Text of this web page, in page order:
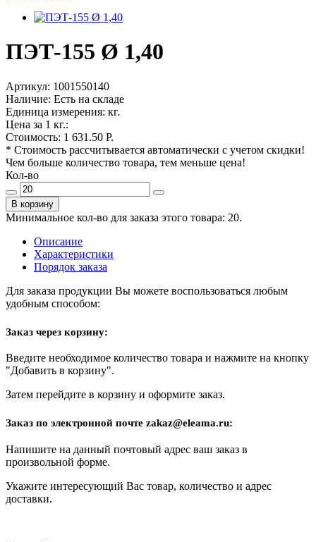
ПЭТ-155 Ø 1,40
Артикул: 1001550140
Наличие: Есть на складе
Единица измерения: кг.
Цена за 1 кг.:
Стоимость: 1 631.50 Р.
* Стоимость рассчитывается автоматически с учетом скидки!
Чем больше количество товара, тем меньше цена!
Кол-во
В корзину
Минимальное кол-во для заказа этого товара: 20.
Описание
Характеристики
Порядок заказа
Для заказа продукции Вы можете воспользоваться любым
удобным способом:
Заказ через корзину:
Введите необходимое количество товара и нажмите на кнопку
"Добавить в корзину".
Затем перейдите в корзину и оформите заказ.
Заказ по электронной почте zakaz@eleama.ru:
Напишите на данный почтовый адрес ваш заказ в
произвольной форме.
Укажите интересующий Вас товар, количество и адрес
доставки.